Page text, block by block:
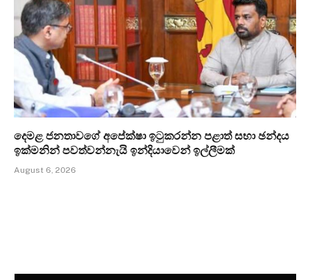
දෙමළ ජනතාවගේ අපේක්ෂා ඉටුකරන්න පළාත් සභා ඡන්දය
ඉක්මනින් පවත්වන්නැයි ඉන්දියාවෙන් ඉල්ලීමක්
August 6, 2026